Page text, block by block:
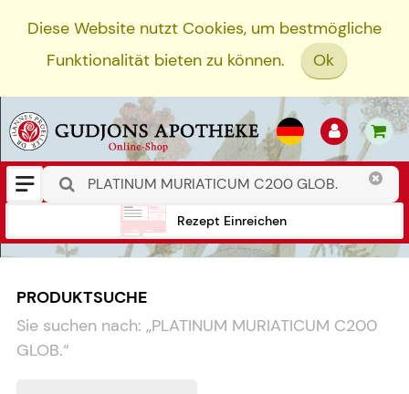
Diese Website nutzt Cookies, um bestmögliche
Funktionalität bieten zu können.
Ok
Rezept Einreichen
PRODUKTSUCHE
Sie suchen nach: „PLATINUM MURIATICUM C200
GLOB.“